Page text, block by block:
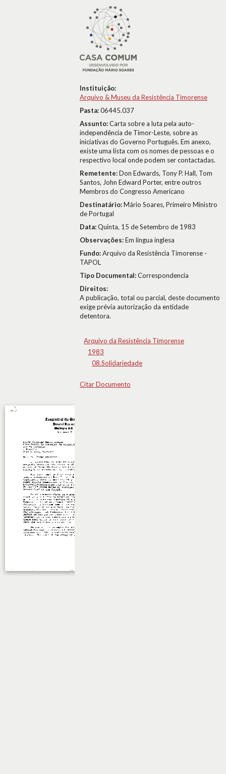
Instituição:
Arquivo & Museu da Resistência Timorense
Pasta:06445.037
Assunto:Carta sobre a luta pela auto-
independência de Timor-Leste, sobre as
iniciativas do Governo Português. Em anexo,
existe uma lista com os nomes de pessoas e o
respectivo local onde podem ser contactadas.
Remetente:Don Edwards, Tony P. Hall, Tom
Santos, John Edward Porter, entre outros
Membros do Congresso Americano
Destinatário:Mário Soares, Primeiro Ministro
de Portugal
Data:Quinta, 15 de Setembro de 1983
Observações:Em língua inglesa
Fundo:Arquivo da Resistência Timorense -
TAPOL
Tipo Documental:Correspondencia
Direitos:
A publicação, total ou parcial, deste documento
exige prévia autorização da entidade
detentora.
Arquivo da Resistência Timorense
1983
08.Solidariedade
Citar Documento